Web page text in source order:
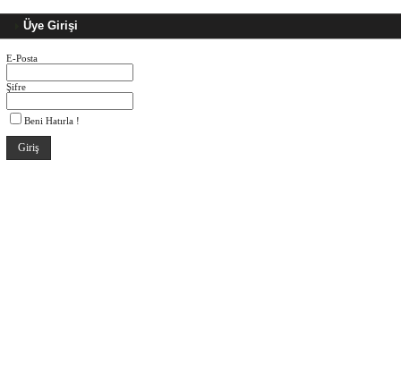
Üye Girişi
E-Posta
Şifre
Beni Hatırla !